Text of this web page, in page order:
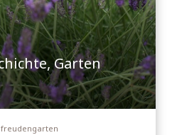
Garten
freudengarten